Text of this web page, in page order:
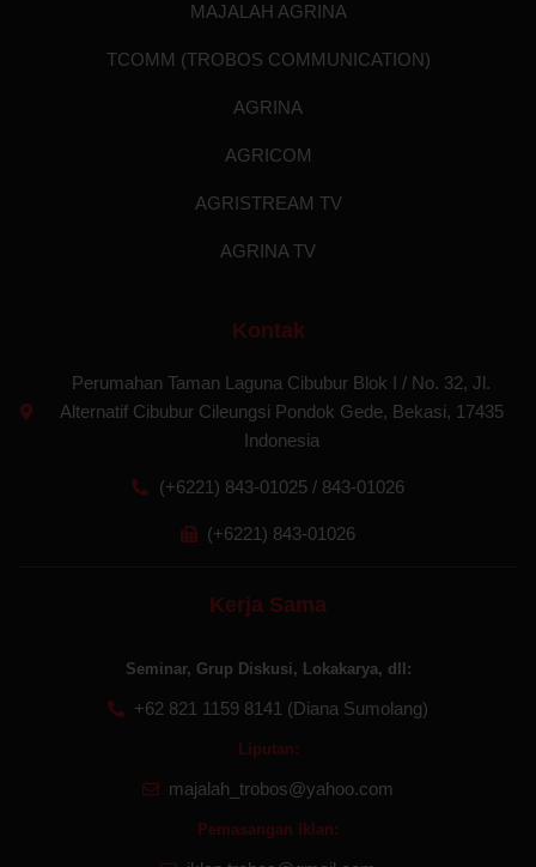
MAJALAH AGRINA
TCOMM (TROBOS COMMUNICATION)
AGRINA
AGRICOM
AGRISTREAM TV
AGRINA TV
Kontak
Perumahan Taman Laguna Cibubur Blok I / No. 32, Jl.
Alternatif Cibubur Cileungsi Pondok Gede, Bekasi, 17435
Indonesia
(+6221) 843-01025 / 843-01026
(+6221) 843-01026
Kerja Sama
Seminar, Grup Diskusi, Lokakarya, dll:
+62 821 1159 8141 (Diana Sumolang)
Liputan:
majalah_trobos@yahoo.com
Pemasangan Iklan: